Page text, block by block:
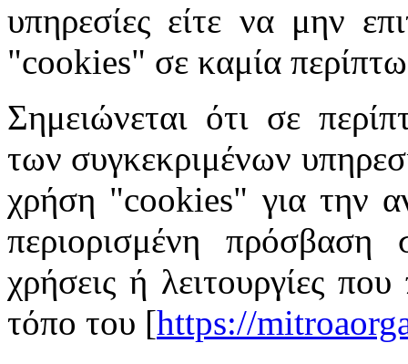
υπηρεσίες είτε να μην
"cookies" σε καμία
Σημειώνεται ότι σε
των συγκεκριμένων
χρήση "cookies" για την
περιορισμένη πρόσβαση
χρήσεις ή λειτουργίες
τόπο του [https://